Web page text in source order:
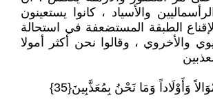
والأسياد ، كانوا يستعينون
الطبقة المستضعفة في استحالة
والأخروي ، وقالوا نحن أكثر أمولا
وَأَوْلَاداً وَمَا نَحْنُ بِمُعَذَّبِينَ{35}